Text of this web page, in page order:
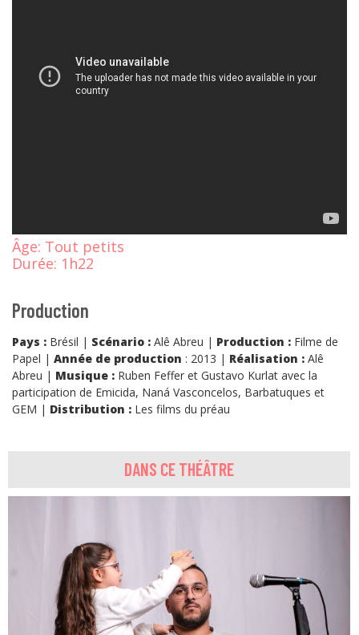
Âge: Tout petits
Durée: 1h22
Production
Pays : Brésil | Scénario : Alê Abreu | Production : Filme de
Papel | Année de production : 2013 | Réalisation : Alê
Abreu | Musique : Ruben Feffer et Gustavo Kurlat avec la
participation de Emicida, Naná Vasconcelos, Barbatuques et
GEM | Distribution : Les films du préau
DANS CE THÉÂTRE